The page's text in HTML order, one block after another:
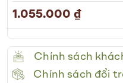
of
the
images
gallery
1.055.000 ₫
Chính sách
Chính sách đổi